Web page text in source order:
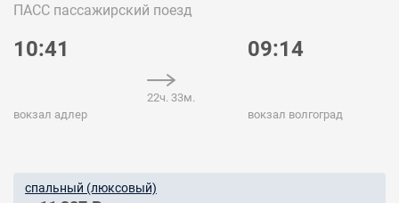
ПАСС пассажирский поезд
10:41
вокзал адлер
22ч. 33м.
09:14
вокзал волгоград
спальный (люксовый)